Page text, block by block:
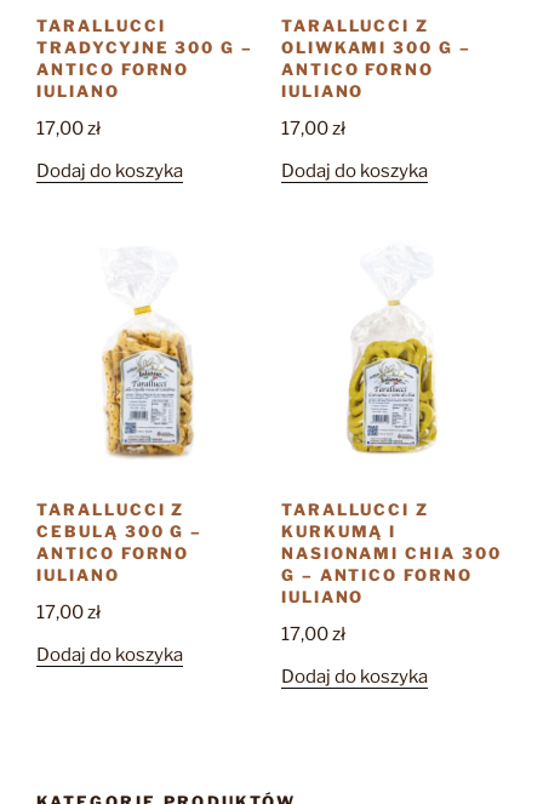
TARALLUCCI
TRADYCYJNE 300 G –
ANTICO FORNO
IULIANO
17,00zł
Dodaj do koszyka
TARALLUCCI Z
OLIWKAMI 300 G –
ANTICO FORNO
IULIANO
17,00zł
Dodaj do koszyka
TARALLUCCI Z
CEBULĄ 300 G –
ANTICO FORNO
IULIANO
17,00zł
Dodaj do koszyka
TARALLUCCI Z
KURKUMĄ I
NASIONAMI CHIA 300
G – ANTICO FORNO
IULIANO
17,00zł
Dodaj do koszyka